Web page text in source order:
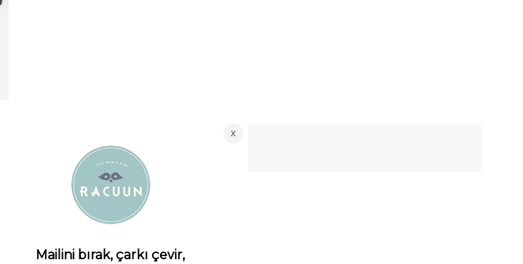
ÜRÜN ÖNERILERI